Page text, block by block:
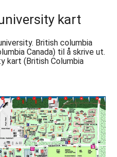
kart
British columbia
Canada) til å skrive ut.
kart (British Columbia